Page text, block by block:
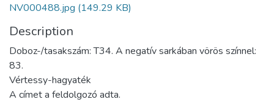
NV000488.jpg (149.29 KB)
Description
Doboz-/tasakszám: T34. A negatív sarkában vörös színnel:
83.
Vértessy-hagyaték
A címet a feldolgozó adta.